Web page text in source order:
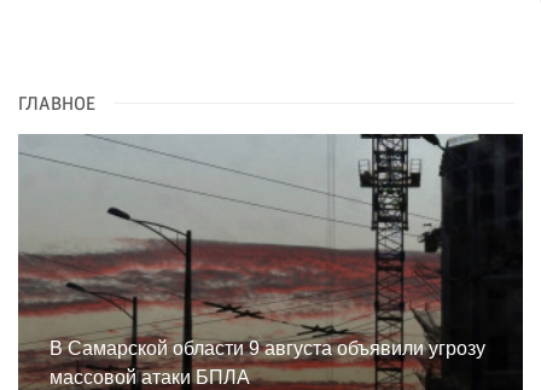
ГЛАВНОЕ
В Самарской области 9 августа объявили угрозу
массовой атаки БПЛА